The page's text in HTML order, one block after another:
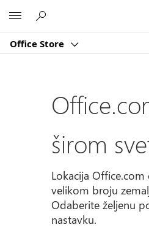
Office Store
širom
Lokacija
velikom broju
Odaberite željenu
nastavku.